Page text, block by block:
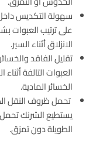
سهولة التكديس
على ترتيب العبوات
الانزلاق أثناء السير.
تقليل الفاقد
العبوات التالفة
الخسائر المادية.
تحمل ظروف النقل
يستطيع الشرنك تحمل
الطويلة دون تمزق.